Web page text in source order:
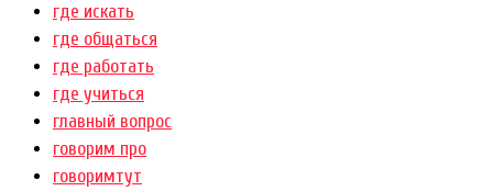
где искать
где общаться
где работать
где учиться
главный вопрос
говорим про
говоримтут